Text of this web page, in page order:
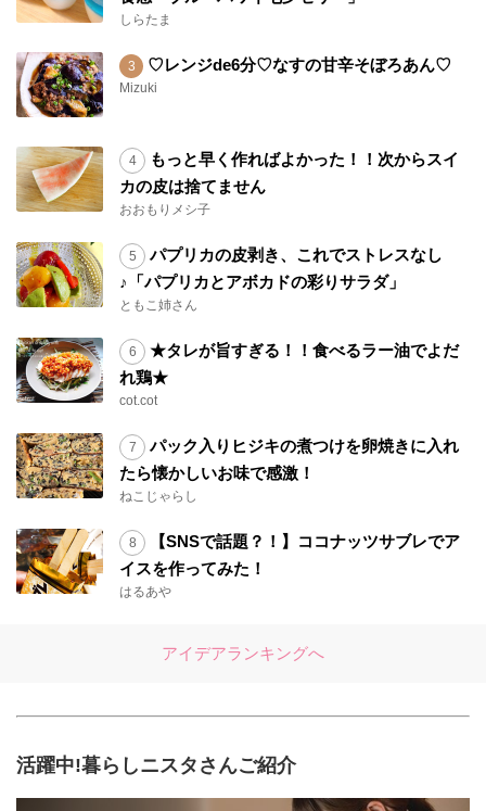
しらたま
♡レンジde6分♡なすの甘辛そぼろあん♡
Mizuki
もっと早く作ればよかった！！次からスイ
カの皮は捨てません
おおもりメシ子
パプリカの皮剥き、これでストレスなし
♪「パプリカとアボカドの彩りサラダ」
ともこ姉さん
★タレが旨すぎる！！食べるラー油でよだ
れ鶏★
cot.cot
パック入りヒジキの煮つけを卵焼きに入れ
たら懐かしいお味で感激！
ねこじゃらし
【SNSで話題？！】ココナッツサブレでア
イスを作ってみた！
はるあや
アイデアランキングへ
活躍中!暮らしニスタさんご紹介